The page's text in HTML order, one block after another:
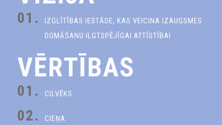
01.
IZGLĪTĪBAS IESTĀDE, KAS VEICINA IZAUGSMES
DOMĀŠANU ILGTSPĒJĪGAI ATTĪSTĪBAI
VĒRTĪBAS
01. CILVĒKS
02. CIEŅA